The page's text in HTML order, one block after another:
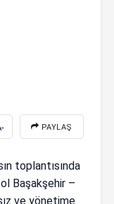
PAYLAŞ
toplantısında
Başakşehir –
ve yönetime